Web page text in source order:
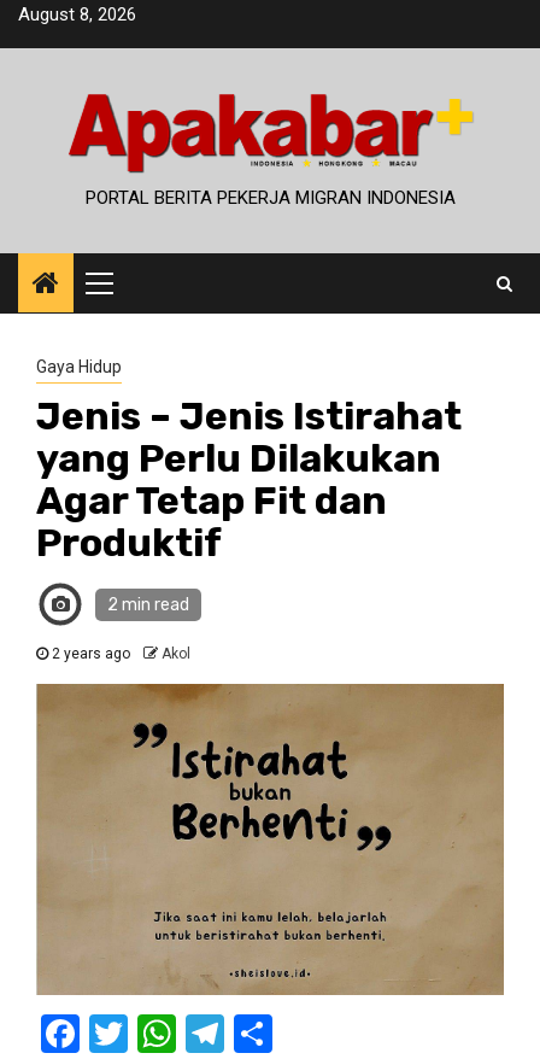
SkipAugust 8, 2026
PORTAL BERITA PEKERJA MIGRAN INDONESIA
Primary
Menu
Gaya Hidup
Jenis – Jenis Istirahat
yang Perlu Dilakukan
Agar Tetap Fit dan
Produktif
2 min read
2 years ago Akol
Facebook
Twitter
WhatsApp
Telegram